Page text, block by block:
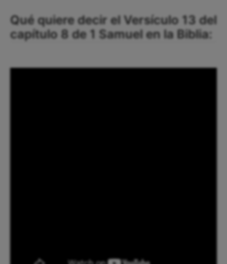
Qué quiere decir el Versículo 13 del
capítulo 8 de 1 Samuel en la Biblia: